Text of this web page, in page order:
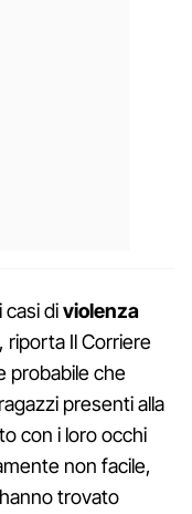
casi diviolenza
riporta Il Corriere
probabile che
presenti alla
con i loro occhi
non facile,
hanno trovato